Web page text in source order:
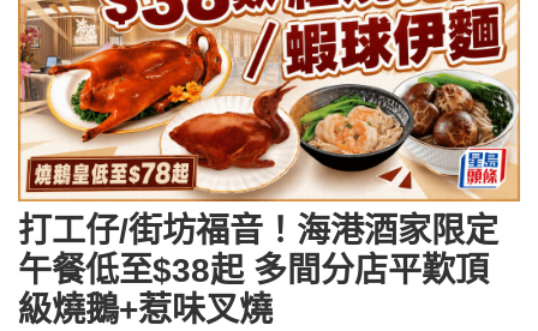
打工仔/街坊福音！海港酒家限定
午餐低至$38起 多間分店平歎頂
級燒鵝+惹味叉燒